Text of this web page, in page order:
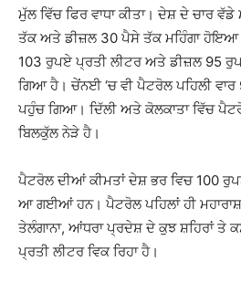
ਮੁੱਲ ਵਿੱਚ ਫਿਰ ਵਾਧਾ ਕੀਤਾ। ਦੇਸ਼ ਦੇ ਚਾਰ
ਤੱਕ ਅਤੇ ਡੀਜ਼ਲ 30 ਪੈਸੇ ਤੱਕ ਮਹਿੰਗਾ
103 ਰੁਪਏ ਪ੍ਰਤੀ ਲੀਟਰ ਅਤੇ ਡੀਜ਼ਲ 95
ਗਿਆ ਹੈ। ਚੇਂਨਈ ‘ਚ ਵੀ ਪੈਟਰੋਲ ਪਹਿਲੀ ਵਾਰ
ਪਹੁੰਚ ਗਿਆ। ਦਿੱਲੀ ਅਤੇ ਕੋਲਕਾਤਾ ਵਿੱਚ
ਬਿਲਕੁੱਲ ਨੇੜੇ ਹੈ।
ਪੈਟਰੋਲ ਦੀਆਂ ਕੀਮਤਾਂ ਦੇਸ਼ ਭਰ ਵਿਚ 100
ਆ ਗਈਆਂ ਹਨ। ਪੈਟਰੋਲ ਪਹਿਲਾਂ ਹੀ
ਤੇਲੰਗਾਨਾ, ਆਂਧਰਾ ਪ੍ਰਦੇਸ਼ ਦੇ ਕੁਝ ਸ਼ਹਿਰਾਂ ਤੇ
ਪ੍ਰਤੀ ਲੀਟਰ ਵਿਕ ਰਿਹਾ ਹੈ।